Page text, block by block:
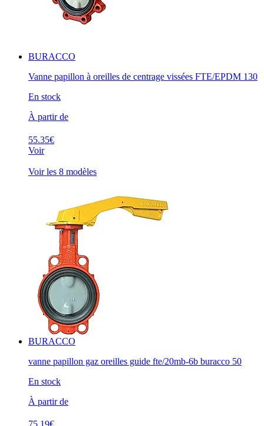
BURACCO
Vanne papillon à oreilles de centrage vissées FTE/EPDM 130
En stock
À partir de
55.35€
Voir
Voir les 8 modèles
BURACCO
vanne papillon gaz oreilles guide fte/20mb-6b buracco 50
En stock
À partir de
75.19€